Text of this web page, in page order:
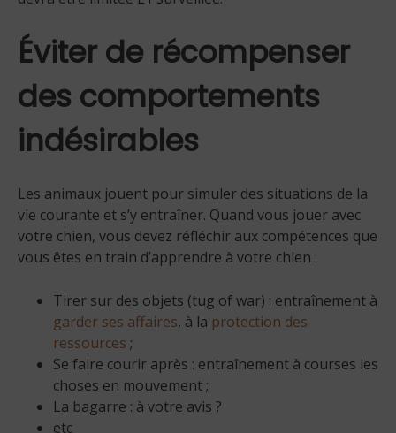
Éviter de récompenser
des comportements
indésirables
Les animaux jouent pour simuler des situations de la
vie courante et s’y entraîner. Quand vous jouer avec
votre chien, vous devez réfléchir aux compétences que
vous êtes en train d’apprendre à votre chien :
Tirer sur des objets (tug of war) : entraînement à
garder ses affaires, à la protection des
ressources ;
Se faire courir après : entraînement à courses les
choses en mouvement ;
La bagarre : à votre avis ?
etc